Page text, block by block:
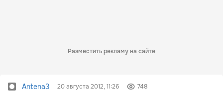
Разместить рекламу на сайте
Antena3 20 августа 2012, 11:26 748